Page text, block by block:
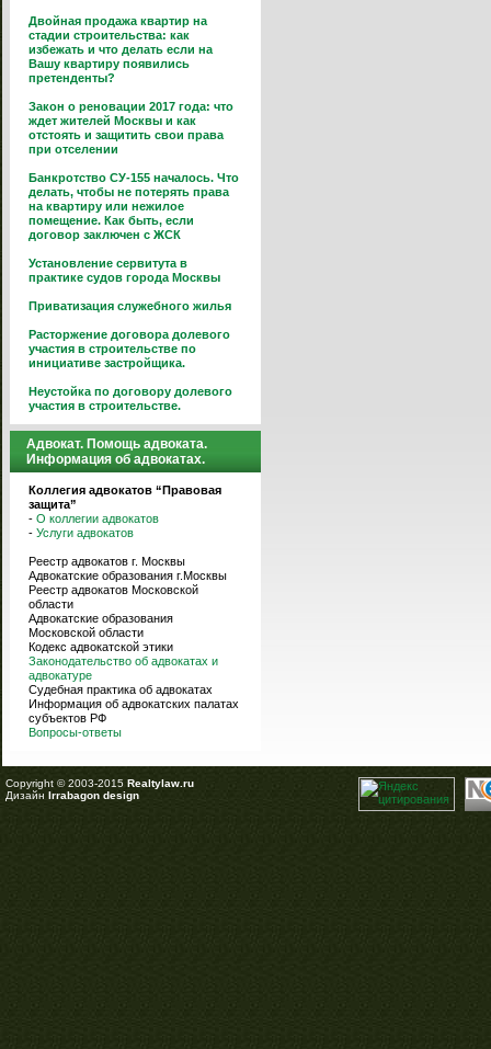
Двойная продажа квартир на
стадии строительства: как
избежать и что делать если на
Вашу квартиру появились
претенденты?
Закон о реновации 2017 года: что
ждет жителей Москвы и как
отстоять и защитить свои права
при отселении
Банкротство СУ-155 началось. Что
делать, чтобы не потерять права
на квартиру или нежилое
помещение. Как быть, если
договор заключен с ЖСК
Установление сервитута в
практике судов города Москвы
Приватизация служебного жилья
Расторжение договора долевого
участия в строительстве по
инициативе застройщика.
Неустойка по договору долевого
участия в строительстве.
Адвокат. Помощь адвоката.
Информация об адвокатах.
Коллегия адвокатов “Правовая
защита”
- О коллегии адвокатов
- Услуги адвокатов
Реестр адвокатов г. Москвы
Адвокатские образования г.Москвы
Реестр адвокатов Московской
области
Адвокатские образования
Московской области
Кодекс адвокатской этики
Законодательство об адвокатах и
адвокатуре
Судебная практика об адвокатах
Информация об адвокатских палатах
субъектов РФ
Вопросы-ответы
Copyright © 2003-2015 Realtylaw.ru
Дизайн Irrabagon design